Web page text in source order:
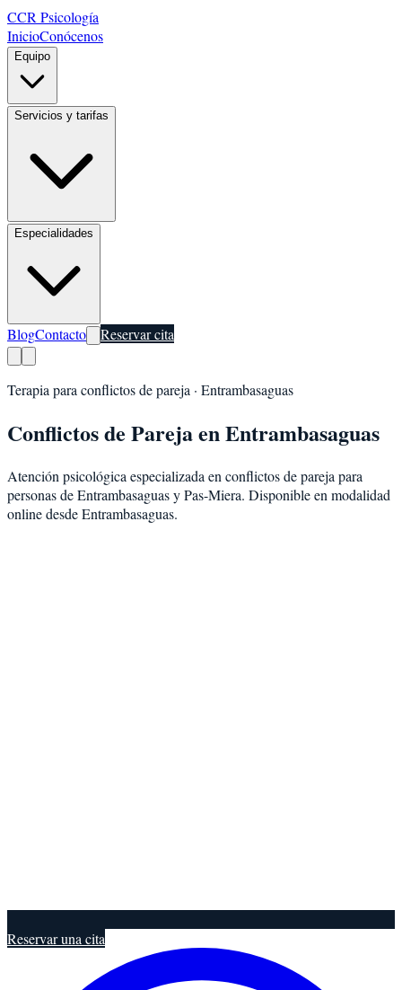
CCR Psicología
InicioConócenos
Equipo
Servicios y tarifas
Especialidades
BlogContacto Reservar cita
Terapia para conflictos de pareja · Entrambasaguas
Conflictos de ParejaenEntrambasaguas
Atención psicológica especializada en conflictos de pareja para
personas deEntrambasaguasyPas-Miera. Disponible en modalidad
online desde Entrambasaguas.
Reservar una cita